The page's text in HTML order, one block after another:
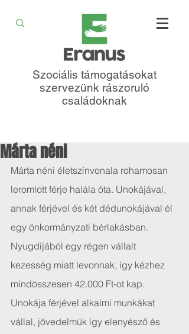
Szociális támogatásokat
szervezünk rászoruló
családoknak
Márta néni
Márta néni életszínvonala rohamosan
leromlott férje halála óta. Unokájával,
annak férjével és két dédunokájával él
egy önkormányzati bérlakásban.
Nyugdíjából egy régen vállalt
kezesség miatt levonnak, így kézhez
mindösszesen 42.000 Ft-ot kap.
Unokája férjével alkalmi munkákat
vállal, jövedelmük így elenyésző és